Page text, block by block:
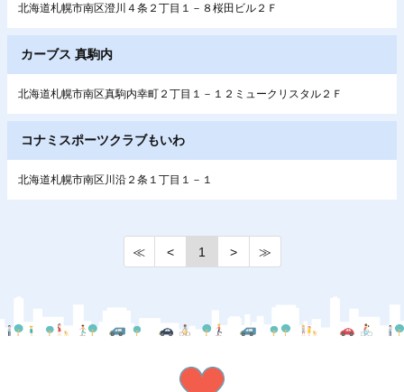
北海道札幌市南区澄川４条２丁目１－８桜田ビル２Ｆ
カーブス 真駒内
北海道札幌市南区真駒内幸町２丁目１－１２ミュークリスタル２Ｆ
コナミスポーツクラブもいわ
北海道札幌市南区川沿２条１丁目１－１
≪ < 1 > ≫